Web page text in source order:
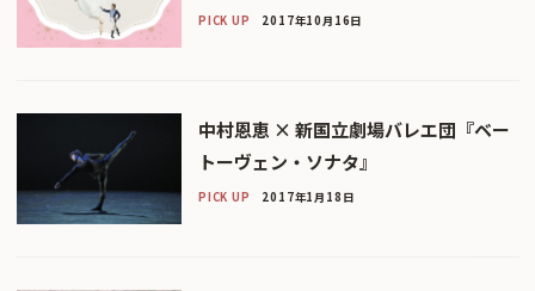
PICK UP 2017年10月16日
中村恩恵 × 新国立劇場バレエ団『ベー
トーヴェン・ソナタ』
PICK UP 2017年1月18日